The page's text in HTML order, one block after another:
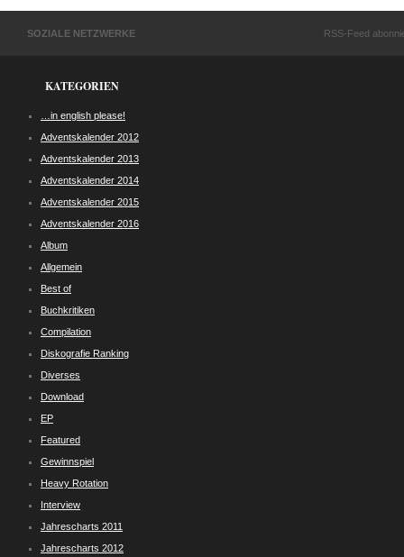
SOZIALE NETZWERKE RSS-Feed
KATEGORIEN
…in english please!
Adventskalender 2012
Adventskalender 2013
Adventskalender 2014
Adventskalender 2015
Adventskalender 2016
Album
Allgemein
Best of
Buchkritiken
Compilation
Diskografie Ranking
Diverses
Download
EP
Featured
Gewinnspiel
Heavy Rotation
Interview
Jahrescharts 2011
Jahrescharts 2012